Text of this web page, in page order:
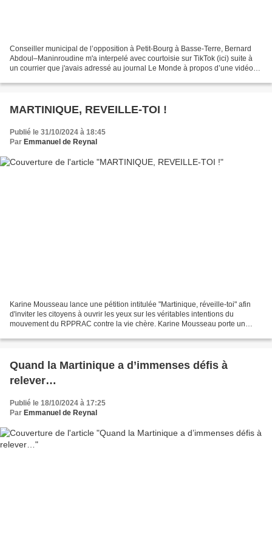
Conseiller municipal de l’opposition à Petit-Bourg à Basse-Terre, Bernard
Abdoul–Maninroudine m'a interpelé avec courtoisie sur TikTok (ici) suite à
un courrier que j'avais adressé au journal Le Monde à propos d’une vidéo
MARTINIQUE, REVEILLE-TOI !
Publié le 31/10/2024 à 18:45
Par Emmanuel de Reynal
Karine Mousseau lance une pétition intitulée "Martinique, réveille-toi" afin
d'inviter les citoyens à ouvrir les yeux sur les véritables intentions du
mouvement du RPPRAC contre la vie chère. Karine Mousseau porte un
Quand la Martinique a d’immenses défis à
relever…
Publié le 18/10/2024 à 17:25
Par Emmanuel de Reynal